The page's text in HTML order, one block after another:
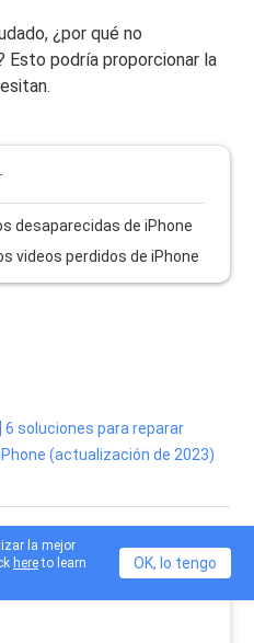
¿por qué no
Esto podría proporcionar la
desaparecidas de iPhone
videos perdidos de iPhone
6 soluciones para reparar
(actualización de 2023)
la mejor
hereto learn
OK, lo tengo